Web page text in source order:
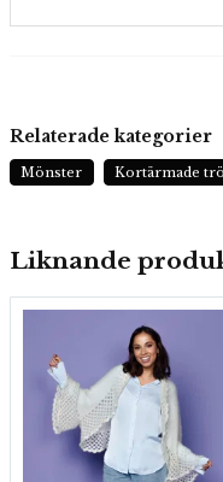
Liknande
Relaterade kategorier
Mönster Kortärmade